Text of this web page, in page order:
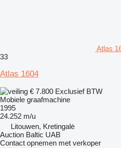
Atlas
33
Atlas 1604
€ 7.800 Exclusief BTW
Mobiele graafmachine
1995
24.252 m/u
Litouwen, Kretingalė
Auction Baltic UAB
Contact opnemen met verkoper